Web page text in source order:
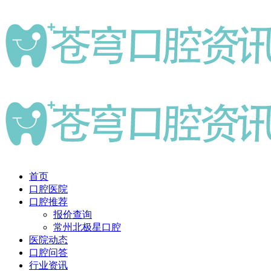
首页
口腔医院
口腔推荐
报价查询
常州北极星口腔
医院动态
口腔问答
行业资讯